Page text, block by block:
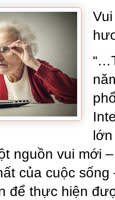
nguồn vui mới
của cuộc
để thực hiện